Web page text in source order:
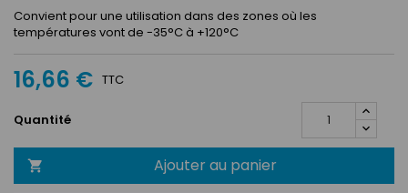
Convient pour une utilisation dans des zones où les
températures vont de -35°C à +120°C
16,66 € TTC
Quantité
 Ajouter au panier